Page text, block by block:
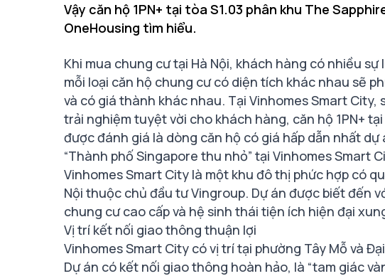
Vậy căn hộ 1PN+ tại tòa S1.03 phân khu The
OneHousing tìm hiểu.
Khi mua chung cư tại Hà Nội, khách hàng có nhiều
mỗi loại căn hộ chung cư có diện tích khác nhau sẽ
và có giá thành khác nhau. Tại Vinhomes Smart City,
trải nghiệm tuyệt vời cho khách hàng, căn hộ 1PN+
được đánh giá là dòng căn hộ có giá hấp dẫn nhất dự
“Thành phố Singapore thu nhỏ” tại Vinhomes Smart
Vinhomes Smart City là một khu đô thị phức hợp có
Nội thuộc chủ đầu tư Vingroup. Dự án được biết đến
chung cư cao cấp và hệ sinh thái tiện ích hiện đại
Vị trí kết nối giao thông thuận lợi
Vinhomes Smart City có vị trí tại phường Tây Mỗ và
Dự án có kết nối giao thông hoàn hảo, là “tam giác